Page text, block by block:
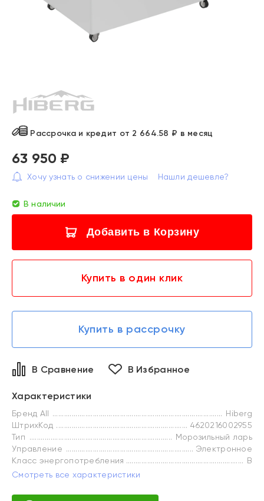
Рассрочка и кредит от 2 664.58 ₽ в месяц
63 950 ₽
Хочу узнать о снижении цены Нашли дешевле?
В наличии
Добавить в Корзину
Купить в один клик
Купить в рассрочку
В Сравнение В Избранное
Характеристики
Бренд All
Hiberg
ШтрихКод
4620216002955
Тип
Морозильный ларь
Управление
Электронное
Класс энергопотребления
B
Смотреть все характеристики